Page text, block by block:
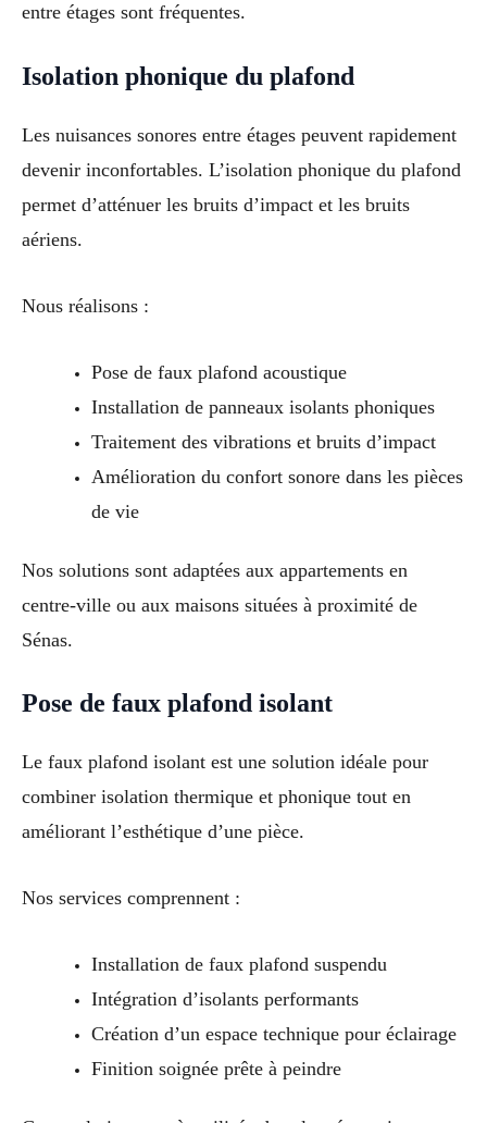
entre étages sont fréquentes.
Isolation phonique du plafond
Les nuisances sonores entre étages peuvent rapidement
devenir inconfortables. L’isolation phonique du plafond
permet d’atténuer les bruits d’impact et les bruits
aériens.
Nous réalisons :
Pose de faux plafond acoustique
Installation de panneaux isolants phoniques
Traitement des vibrations et bruits d’impact
Amélioration du confort sonore dans les pièces
de vie
Nos solutions sont adaptées aux appartements en
centre-ville ou aux maisons situées à proximité de
Sénas.
Pose de faux plafond isolant
Le faux plafond isolant est une solution idéale pour
combiner isolation thermique et phonique tout en
améliorant l’esthétique d’une pièce.
Nos services comprennent :
Installation de faux plafond suspendu
Intégration d’isolants performants
Création d’un espace technique pour éclairage
Finition soignée prête à peindre